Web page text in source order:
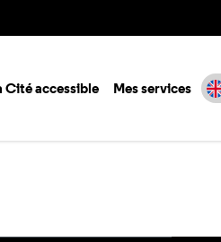
Cité accessible Mes services